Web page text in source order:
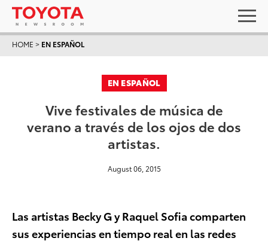
HOME > EN ESPAÑOL
EN ESPAÑOL
Vive festivales de música de
verano a través de los ojos de dos
artistas.
August 06, 2015
Las artistas Becky G y Raquel Sofia comparten
sus experiencias en tiempo real en las redes